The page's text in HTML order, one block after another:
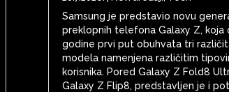
Samsung je predstavio novu
preklopnih telefona Galaxy Z, koja
godine prvi put obuhvata tri
modela namenjena različitim
korisnika. Pored Galaxy Z Fold8
Galaxy Z Flip8, predstavljen je i